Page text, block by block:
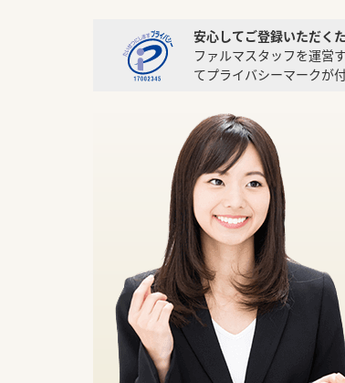
安心してご登録いただく
ファルマスタッフを運営
てプライバシーマークが